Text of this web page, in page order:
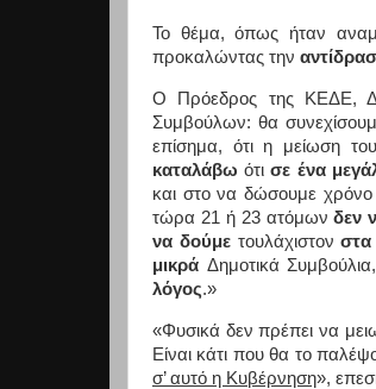
Το θέμα, όπως ήταν
προκαλώντας την
Ο Πρόεδρος της ΚΕΔΕ,
Συμβούλων: θα
επίσημα, ότι η μείωση
καταλάβω ότισε ένα
και στο να δώσουμε χρόνο
τώρα 21 ή 23 ατόμωνδεν
να δούμετουλάχιστονστα
μικρά Δημοτικά
λόγος.»
«Φυσικά δεν πρέπει να
Είναι κάτι που θα το
σ’ αυτό η Κυβέρνηση»,